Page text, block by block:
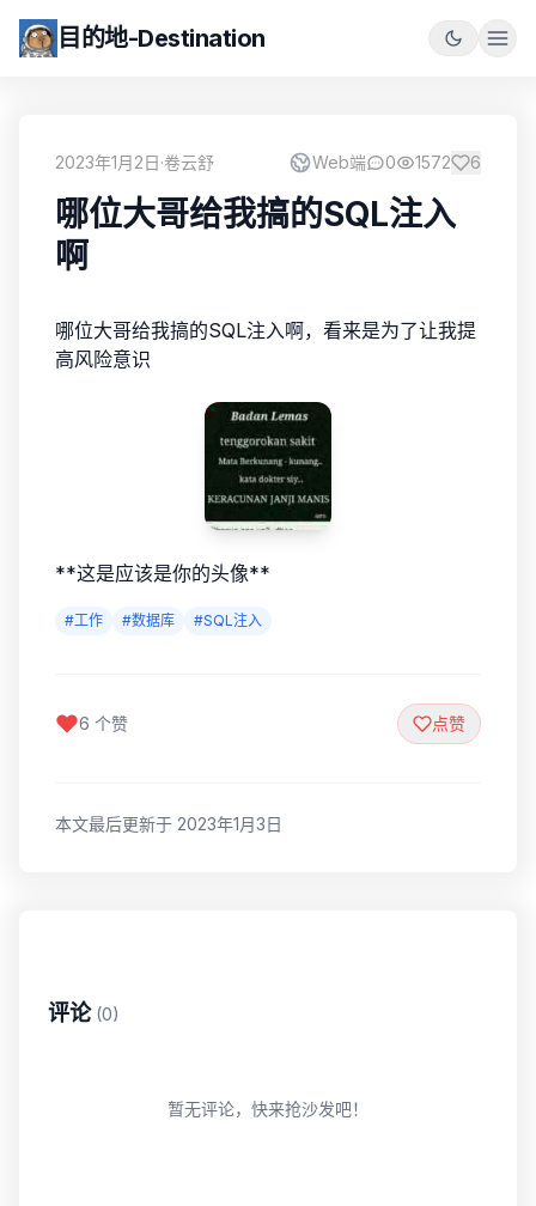
目的地-Destination
2023年1月2日·卷云舒 Web端 0 1572 6
哪位大哥给我搞的SQL注入
啊
哪位大哥给我搞的SQL注入啊，看来是为了让我提
高风险意识
**这是应该是你的头像**
#工作 #数据库 #SQL注入
6 个赞 点赞
本文最后更新于 2023年1月3日
评论 (0)
暂无评论，快来抢沙发吧！